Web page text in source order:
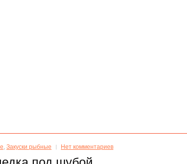
Закуски рыбные Нет комментариев